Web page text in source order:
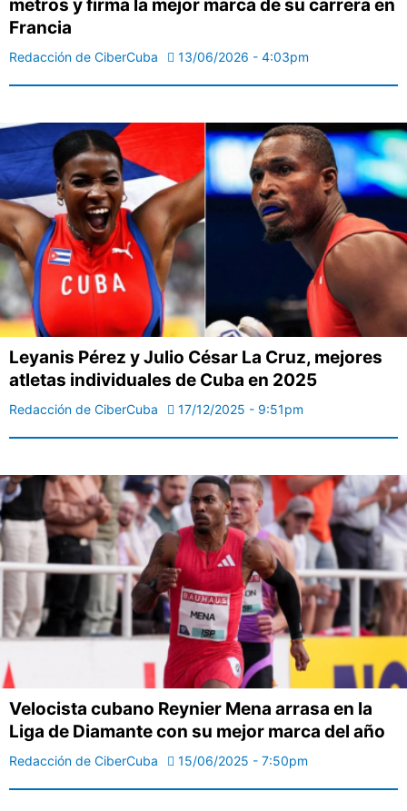
metros y firma la mejor marca de su carrera en
Francia
Redacción de CiberCuba 13/06/2026 - 4:03pm
Leyanis Pérez y Julio César La Cruz, mejores
atletas individuales de Cuba en 2025
Redacción de CiberCuba 17/12/2025 - 9:51pm
Velocista cubano Reynier Mena arrasa en la
Liga de Diamante con su mejor marca del año
Redacción de CiberCuba 15/06/2025 - 7:50pm